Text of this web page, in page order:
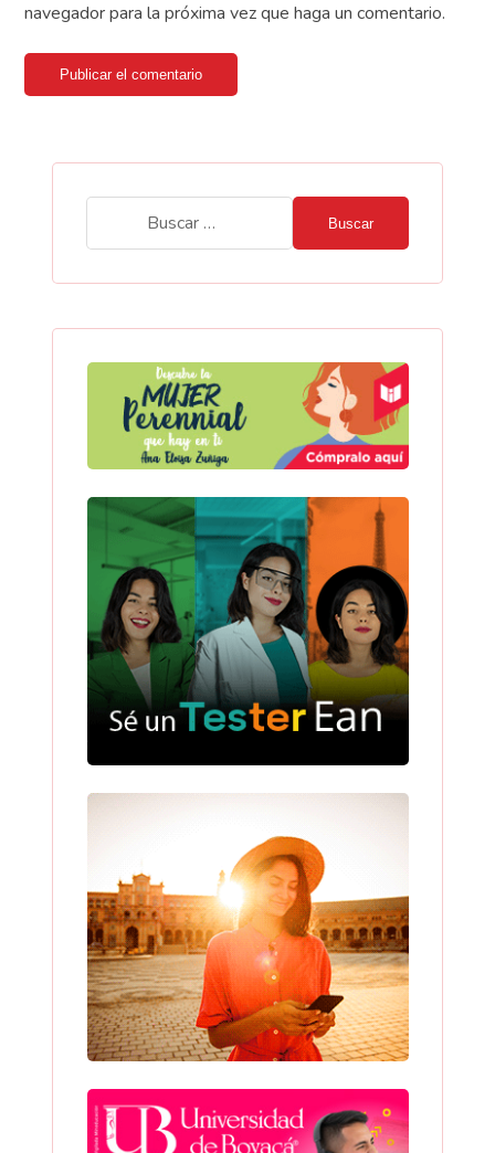
navegador para la próxima vez que haga un comentario.
Publicar el comentario
Buscar